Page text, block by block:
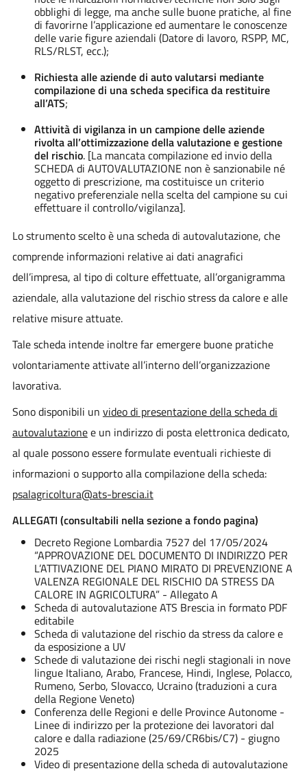
obblighi di legge, ma anche sulle buone pratiche, al fine
di favorirne l’applicazione ed aumentare le conoscenze
delle varie figure aziendali (Datore di lavoro, RSPP, MC,
RLS/RLST, ecc.);
Richiesta alle aziende di auto valutarsi mediante
compilazione di una scheda specifica da restituire
all’ATS;
Attività di vigilanza in un campione delle aziende
rivolta all’ottimizzazione della valutazione e gestione
del rischio. [La mancata compilazione ed invio della
SCHEDA di AUTOVALUTAZIONE non è sanzionabile né
oggetto di prescrizione, ma costituisce un criterio
negativo preferenziale nella scelta del campione su cui
effettuare il controllo/vigilanza].
Lo strumento scelto è una scheda di autovalutazione, che
comprende informazioni relative ai dati anagrafici
dell’impresa, al tipo di colture effettuate, all’organigramma
aziendale, alla valutazione del rischio stress da calore e alle
relative misure attuate.
Tale scheda intende inoltre far emergere buone pratiche
volontariamente attivate all’interno dell’organizzazione
lavorativa.
Sono disponibili un video di presentazione della scheda di
autovalutazionee un indirizzo di posta elettronica dedicato,
al quale possono essere formulate eventuali richieste di
informazioni o supporto alla compilazione della scheda:
psalagricoltura@ats-brescia.it
ALLEGATI (consultabili nella sezione a fondo pagina)
Decreto Regione Lombardia 7527 del 17/05/2024
“APPROVAZIONE DEL DOCUMENTO DI INDIRIZZO PER
L’ATTIVAZIONE DEL PIANO MIRATO DI PREVENZIONE A
VALENZA REGIONALE DEL RISCHIO DA STRESS DA
CALORE IN AGRICOLTURA” - Allegato A
Scheda di autovalutazione ATS Brescia in formato PDF
editabile
Scheda di valutazione del rischio da stress da calore e
da esposizione a UV
Schede di valutazione dei rischi negli stagionali in nove
lingue Italiano, Arabo, Francese, Hindi, Inglese, Polacco,
Rumeno, Serbo, Slovacco, Ucraino (traduzioni a cura
della Regione Veneto)
Conferenza delle Regioni e delle Province Autonome -
Linee di indirizzo per la protezione dei lavoratori dal
calore e dalla radiazione (25/69/CR6bis/C7) - giugno
2025
Video di presentazione della scheda di autovalutazione